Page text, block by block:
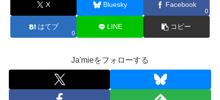
X Bluesky Facebook
0
はてブ
0
LINE コピー
Ja'mieをフォローする